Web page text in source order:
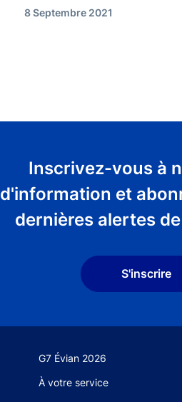
8 Septembre 2021
Inscrivez-vous à
d'information et
dernières alertes
S'inscrire
G7 Évian 2026
À votre service